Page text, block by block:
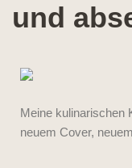
und
Meine kulinarischen
neuem Cover,